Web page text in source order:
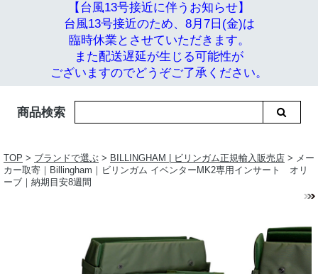
【台風13号接近に伴うお知らせ】
台風13号接近のため、8月7日(金)は
臨時休業とさせていただきます。
また配送遅延が生じる可能性が
ございますのでどうぞご了承ください。
商品検索
TOP > ブランドで選ぶ > BILLINGHAM | ビリンガム正規輸入販売店 > メー
カー取寄｜Billingham｜ビリンガム イベンターMK2専用インサート オリ
ーブ｜納期目安8週間